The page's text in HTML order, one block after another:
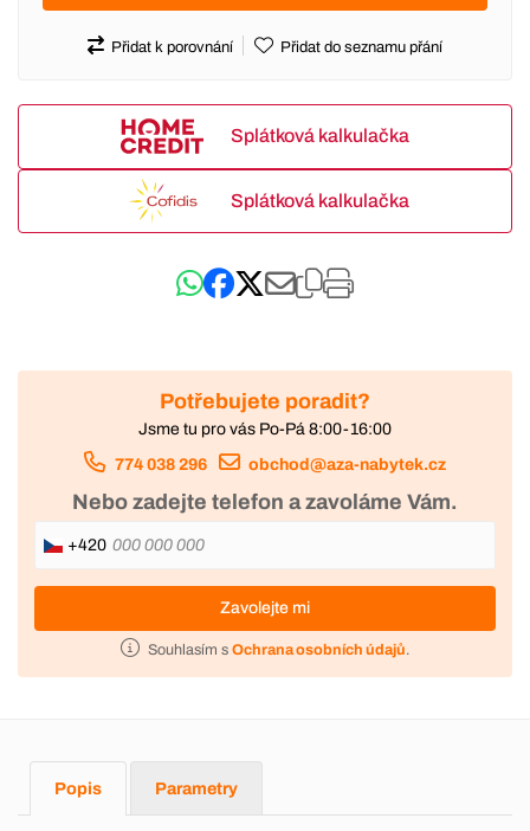
Přidat k porovnání Přidat do seznamu přání
Splátková kalkulačka
Splátková kalkulačka
Potřebujete poradit?
Jsme tu pro vás Po-Pá 8:00-16:00
774 038 296 obchod@aza-nabytek.cz
Nebo zadejte telefon a zavoláme Vám.
+420
Zavolejte mi
Souhlasím s Ochrana osobních údajů.
Popis Parametry